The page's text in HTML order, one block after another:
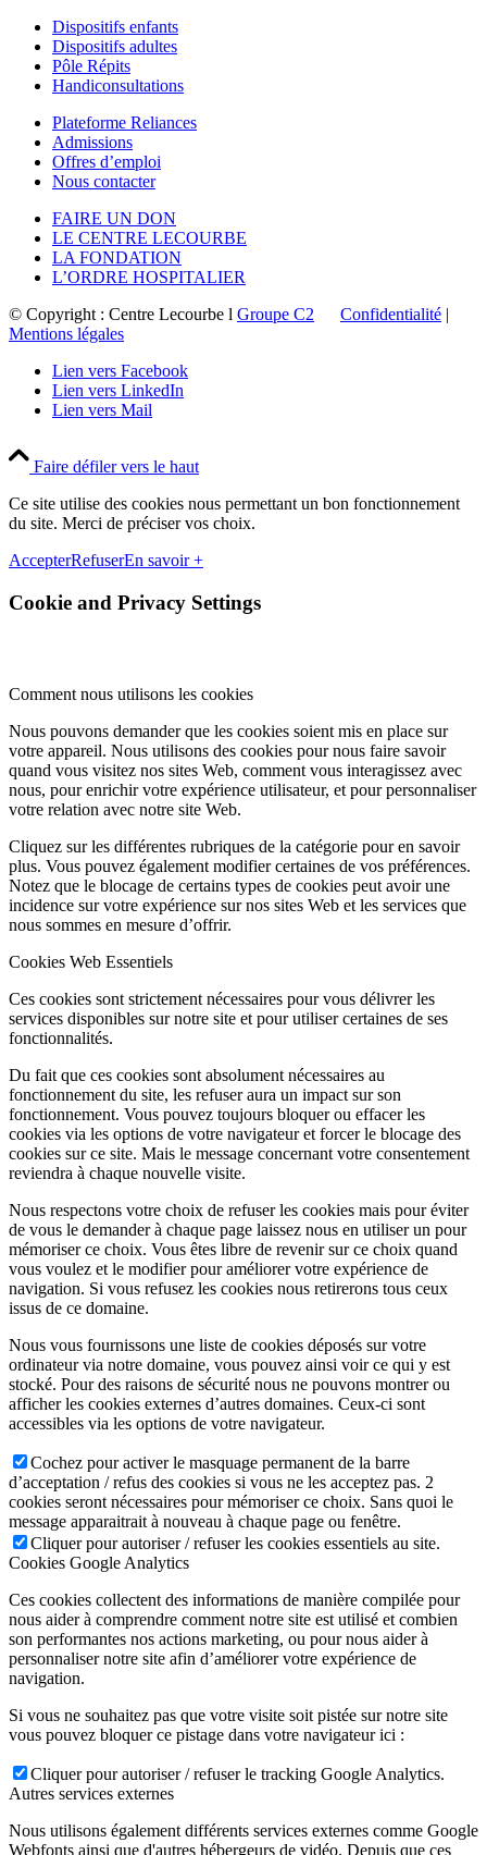
Dispositifs enfants
Dispositifs adultes
Pôle Répits
Handiconsultations
Plateforme Reliances
Admissions
Offres d’emploi
Nous contacter
FAIRE UN DON
LE CENTRE LECOURBE
LA FONDATION
L’ORDRE HOSPITALIER
© Copyright : Centre Lecourbe l Groupe C2 Confidentialité |
Mentions légales
Lien vers Facebook
Lien vers LinkedIn
Lien vers Mail
Faire défiler vers le haut
Ce site utilise des cookies nous permettant un bon fonctionnement
du site. Merci de préciser vos choix.
AccepterRefuserEn savoir +
Cookie and Privacy Settings
Comment nous utilisons les cookies
Nous pouvons demander que les cookies soient mis en place sur
votre appareil. Nous utilisons des cookies pour nous faire savoir
quand vous visitez nos sites Web, comment vous interagissez avec
nous, pour enrichir votre expérience utilisateur, et pour personnaliser
votre relation avec notre site Web.
Cliquez sur les différentes rubriques de la catégorie pour en savoir
plus. Vous pouvez également modifier certaines de vos préférences.
Notez que le blocage de certains types de cookies peut avoir une
incidence sur votre expérience sur nos sites Web et les services que
nous sommes en mesure d’offrir.
Cookies Web Essentiels
Ces cookies sont strictement nécessaires pour vous délivrer les
services disponibles sur notre site et pour utiliser certaines de ses
fonctionnalités.
Du fait que ces cookies sont absolument nécessaires au
fonctionnement du site, les refuser aura un impact sur son
fonctionnement. Vous pouvez toujours bloquer ou effacer les
cookies via les options de votre navigateur et forcer le blocage des
cookies sur ce site. Mais le message concernant votre consentement
reviendra à chaque nouvelle visite.
Nous respectons votre choix de refuser les cookies mais pour éviter
de vous le demander à chaque page laissez nous en utiliser un pour
mémoriser ce choix. Vous êtes libre de revenir sur ce choix quand
vous voulez et le modifier pour améliorer votre expérience de
navigation. Si vous refusez les cookies nous retirerons tous ceux
issus de ce domaine.
Nous vous fournissons une liste de cookies déposés sur votre
ordinateur via notre domaine, vous pouvez ainsi voir ce qui y est
stocké. Pour des raisons de sécurité nous ne pouvons montrer ou
afficher les cookies externes d’autres domaines. Ceux-ci sont
accessibles via les options de votre navigateur.
Cochez pour activer le masquage permanent de la barre
d’acceptation / refus des cookies si vous ne les acceptez pas. 2
cookies seront nécessaires pour mémoriser ce choix. Sans quoi le
message apparaitrait à nouveau à chaque page ou fenêtre.
Cliquer pour autoriser / refuser les cookies essentiels au site.
Cookies Google Analytics
Ces cookies collectent des informations de manière compilée pour
nous aider à comprendre comment notre site est utilisé et combien
son performantes nos actions marketing, ou pour nous aider à
personnaliser notre site afin d’améliorer votre expérience de
navigation.
Si vous ne souhaitez pas que votre visite soit pistée sur notre site
vous pouvez bloquer ce pistage dans votre navigateur ici :
Cliquer pour autoriser / refuser le tracking Google Analytics.
Autres services externes
Nous utilisons également différents services externes comme Google
Webfonts ainsi que d'autres hébergeurs de vidéo. Depuis que ces